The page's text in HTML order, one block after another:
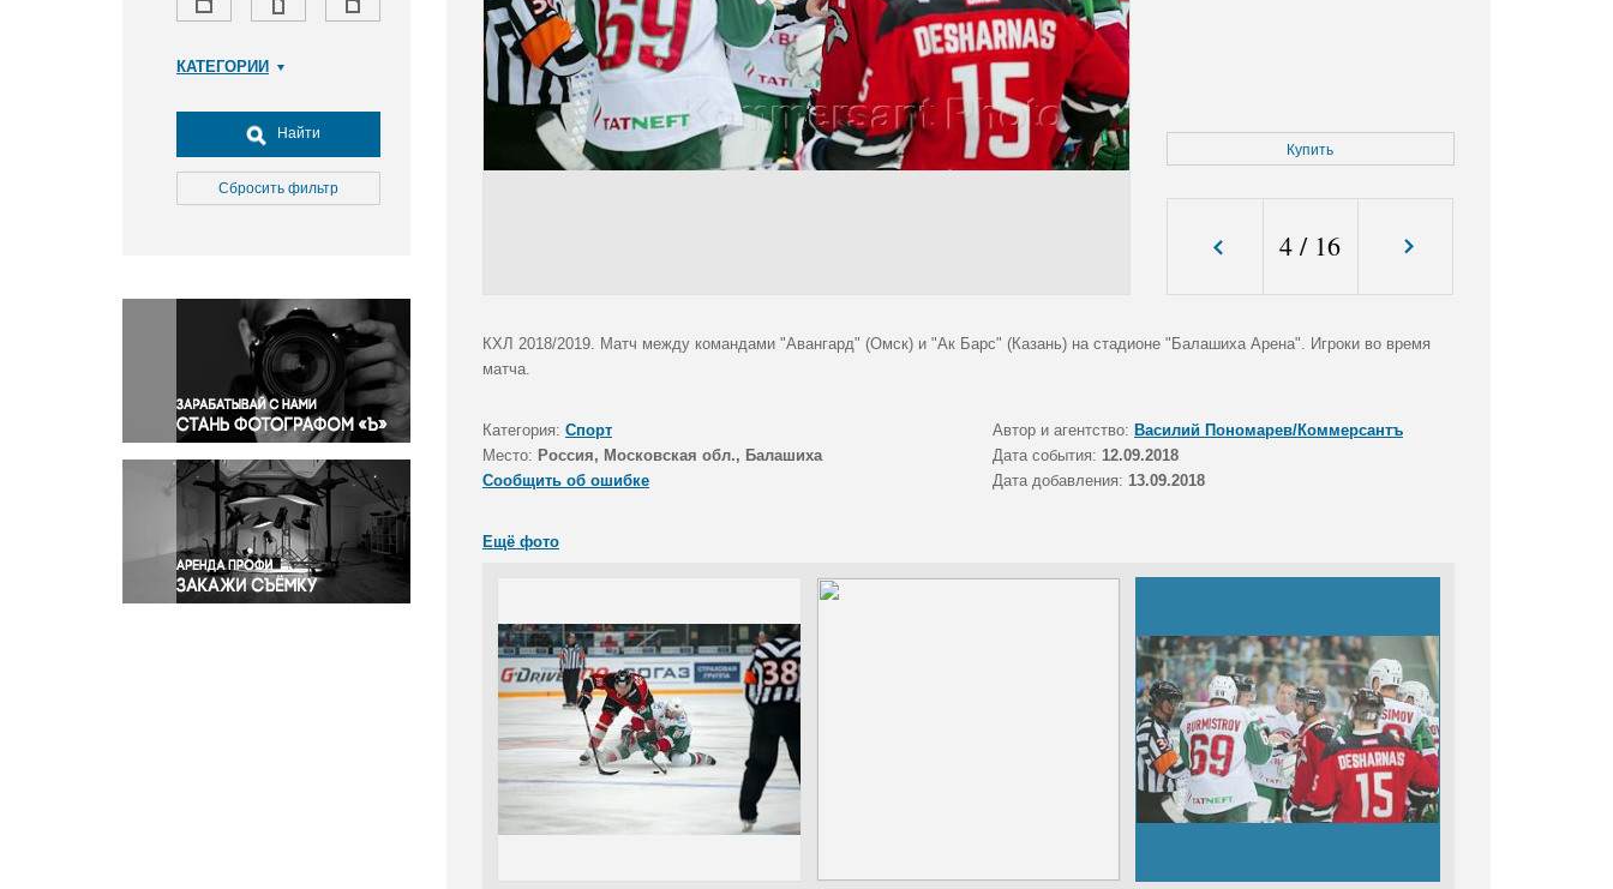
КАТЕГОРИИ
Досуг, туризм и отдых
Культура
Медицина
Окружающая среда
Политика
Правосудие
Происшествия и конфликты
Религия
Светская жизнь
Спорт
Экология
Экономика и бизнес
Найти
Сбросить фильтр
Купить
4 / 16
КХЛ 2018/2019. Матч между командами "Авангард" (Омск) и "Ак Барс" (Казань) на стадионе "Балашиха Арена". Игроки во время
матча.
Категория: Спорт Автор и агентство: Василий Пономарев/Коммерсантъ
Место: Россия, Московская обл., Балашиха Дата события: 12.09.2018
Сообщить об ошибке
Дата добавления: 13.09.2018
Ещё фото